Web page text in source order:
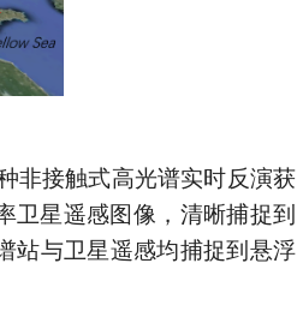
非接触式高光谱实时反演获
卫星遥感图像，清晰捕捉到
站与卫星遥感均捕捉到悬浮